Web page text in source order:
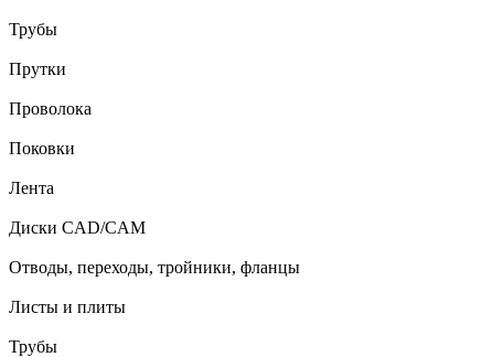
Трубы
Прутки
Проволока
Поковки
Лента
Диски CAD/CAM
Отводы, переходы, тройники, фланцы
Листы и плиты
Трубы